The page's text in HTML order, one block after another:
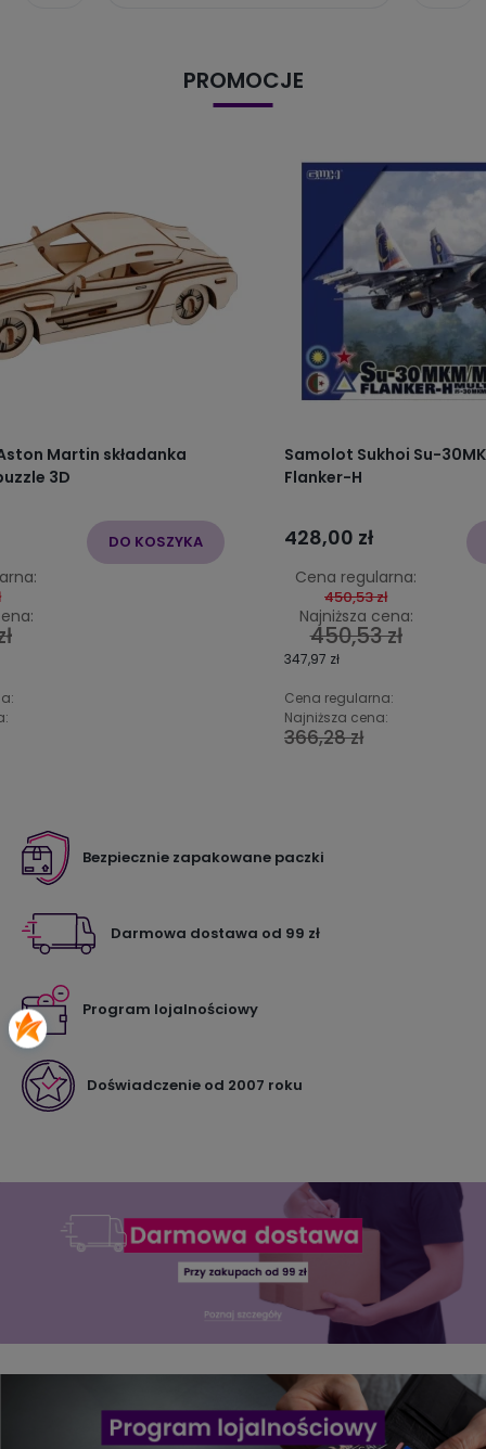
PROMOCJE
Martin składanka
3D
DO KOSZYKA
Samolot Sukhoi Su-
Flanker-H
428,00 zł
Cena regularna:
450,53 zł
Najniższa cena:
450,53 zł
347,97 zł
Cena regularna:
Najniższa cena:
366,28 zł
Bezpiecznie zapakowane paczki
Darmowa dostawa od 99 zł
Program lojalnościowy
Doświadczenie od 2007 roku